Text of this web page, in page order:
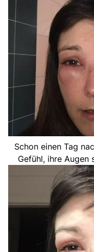
Schon einen Tag
Gefühl, ihre Augen